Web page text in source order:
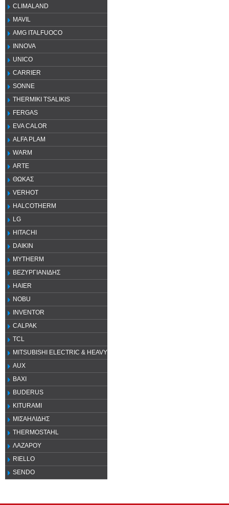
CLIMALAND
MAVIL
AMG ITALFUOCO
INNOVA
UNICO
CARRIER
SONNE
THERMIKI TSALIKIS
FERGAS
EVA CALOR
ALFA PLAM
WARM
ARTE
ΘΩΚΑΣ
VERHOT
HALCOTHERM
LG
HITACHI
DAIKIN
MYTHERM
ΒΕΖΥΡΓΙΑΝΙΔΗΣ
HAIER
NOBU
INVENTOR
CALPAK
TCL
MITSUBISHI ELECTRIC & HEAVY
AUX
ΒΑΧΙ
BUDERUS
KITURAMI
ΜΙΣΑΗΛΙΔΗΣ
THERMOSTAHL
ΛΑΖΑΡΟΥ
RIELLO
SENDO